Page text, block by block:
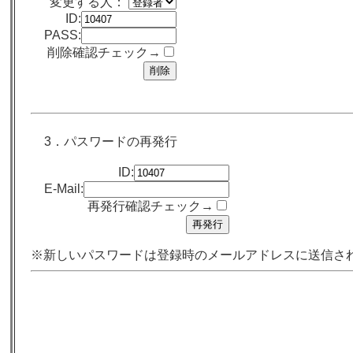
ID:
PASS:
削除確認チェック→
3．パスワードの再発行
ID:
E-Mail:
再発行確認チェック→
※新しいパスワードは登録時のメールアドレスに送信さ